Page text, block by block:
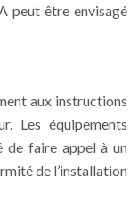
peut être envisagé
aux instructions
Les équipements
de faire appel à un
de l’installation